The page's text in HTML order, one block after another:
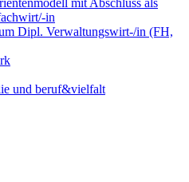
mit Abschluss als
in
Dipl. Verwaltungswirt-/in (FH,
und beruf&vielfalt